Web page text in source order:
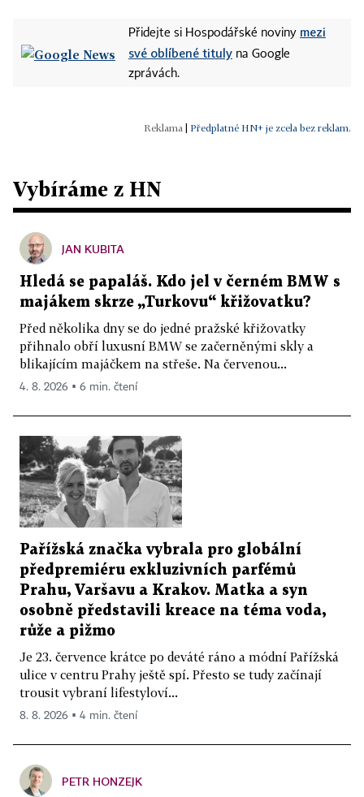
Přidejte si Hospodářské noviny mezi
své oblíbené tituly na Google
zprávách.
Předplatné HN+ je zcela bez reklam.
Vybíráme z HN
JAN KUBITA
Hledá se papaláš. Kdo jel v černém BMW s
majákem skrze „Turkovu“ křižovatku?
Před několika dny se do jedné pražské křižovatky
přihnalo obří luxusní BMW se začerněnými skly a
blikajícím majáčkem na střeše. Na červenou...
4. 8. 2026 ▪ 6 min. čtení
Pařížská značka vybrala pro globální
předpremiéru exkluzivních parfémů
Prahu, Varšavu a Krakov. Matka a syn
osobně představili kreace na téma voda,
růže a pižmo
Je 23. července krátce po deváté ráno a módní Pařížská
ulice v centru Prahy ještě spí. Přesto se tudy začínají
trousit vybraní lifestyloví...
8. 8. 2026 ▪ 4 min. čtení
PETR HONZEJK